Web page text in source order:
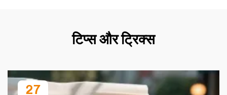
टिप्स और ट्रिक्स
27